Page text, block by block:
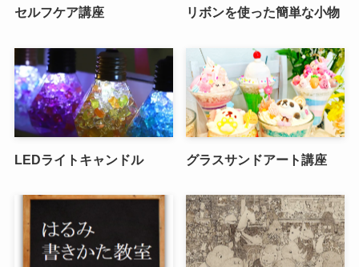
セルフケア講座 リボンを使った簡単な小物
LEDライトキャンドル グラスサンドアート講座